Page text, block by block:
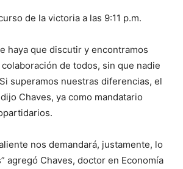
de la victoria a las 9:11 p.m.
haya que discutir y encontramos
de todos, sin que nadie
superamos nuestras diferencias, el
Chaves, ya como mandatario
nos demandará, justamente, lo
agregó Chaves, doctor en Economía